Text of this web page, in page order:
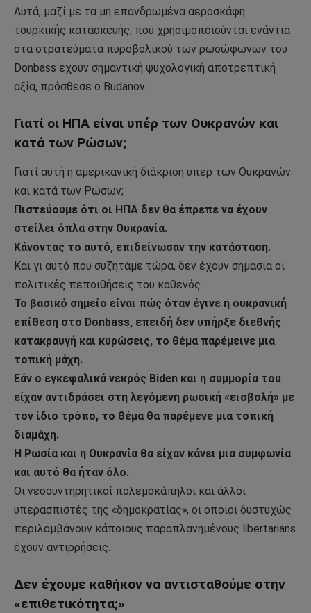
Αυτά, μαζί με τα μη επανδρωμένα αεροσκάφη
τουρκικής κατασκευής, που χρησιμοποιούνται ενάντια
στα στρατεύματα πυροβολικού των ρωσώφωνων του
Donbass έχουν σημαντική ψυχολογική αποτρεπτική
αξία, πρόσθεσε ο Budanov.
Γιατί οι ΗΠΑ είναι υπέρ των Ουκρανών και
κατά των Ρώσων;
Γιατί αυτή η αμερικανική διάκριση υπέρ των Ουκρανών
και κατά των Ρώσων;
Πιστεύουμε ότι οι ΗΠΑ δεν θα έπρεπε να έχουν
στείλει όπλα στην Ουκρανία.
Κάνοντας το αυτό, επιδείνωσαν την κατάσταση.
Και γι αυτό που συζητάμε τώρα, δεν έχουν σημασία οι
πολιτικές πεποιθήσεις του καθενός.
Το βασικό σημείο είναι πώς όταν έγινε η ουκρανική
επίθεση στο Donbass, επειδή δεν υπήρξε διεθνής
κατακραυγή και κυρώσεις, το θέμα παρέμεινε μια
τοπική μάχη.
Εάν ο εγκεφαλικά νεκρός Biden και η συμμορία του
είχαν αντιδράσει στη λεγόμενη ρωσική «εισβολή» με
τον ίδιο τρόπο, το θέμα θα παρέμενε μια τοπική
διαμάχη.
Η Ρωσία και η Ουκρανία θα είχαν κάνει μια συμφωνία
και αυτό θα ήταν όλο.
Οι νεοσυντηρητικοί πολεμοκάπηλοι και άλλοι
υπερασπιστές της «δημοκρατίας», οι οποίοι δυστυχώς
περιλαμβάνουν κάποιους παραπλανημένους libertarians
έχουν αντιρρήσεις.
Δεν έχουμε καθήκον να αντισταθούμε στην
«επιθετικότητα;»